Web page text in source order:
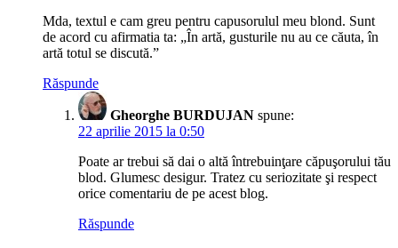
Mda, textul e cam greu pentru capusorulul meu blond. Sunt
de acord cu afirmatia ta: „În artă, gusturile nu au ce căuta, în
artă totul se discută.”
Răspunde
Gheorghe BURDUJAN spune:
22 aprilie 2015 la 0:50
Poate ar trebui să dai o altă întrebuinţare căpuşorului tău
blod. Glumesc desigur. Tratez cu seriozitate şi respect
orice comentariu de pe acest blog.
Răspunde